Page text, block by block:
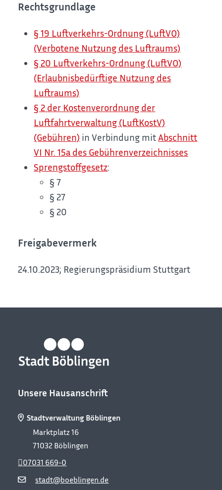
Rechtsgrundlage
§ 19 Luftverkehrs-Ordnung (LuftVO)
(Verbotene Nutzung des Luftraums)
§ 20 Luftverkehrs-Ordnung (LuftVO)
(Erlaubnisbedürftige Nutzung des
Luftraums)
§ 2 der Kostenverordnung der
Luftfahrtverwaltung (LuftKostV)
(Gebühren) in Verbindung mitAbschnitt
VI Nr. 15a des Gebührenverzeichnisses
Sprengstoffgesetz:
§ 7
§ 27
§ 20
Freigabevermerk
24.10.2023; Regierungspräsidium Stuttgart
Unsere Hausanschrift
Stadtverwaltung Böblingen
Marktplatz 16
71032 Böblingen
stadt@boeblingen.de
07031 669-0